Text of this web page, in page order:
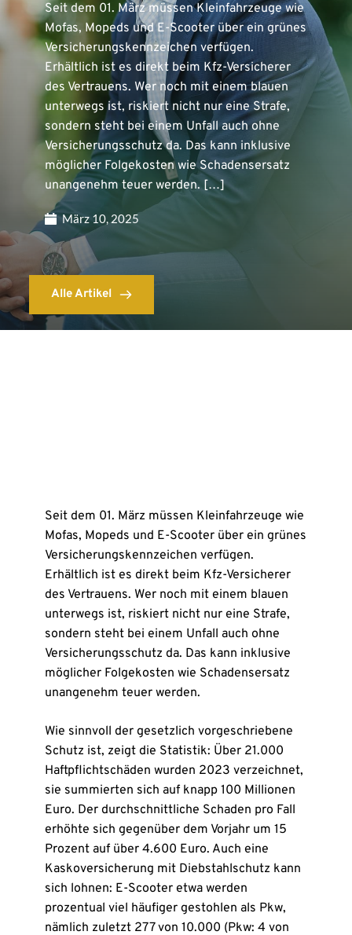
Seit dem 01. März müssen Kleinfahrzeuge wie
Mofas, Mopeds und E-Scooter über ein grünes
Versicherungskennzeichen verfügen.
Erhältlich ist es direkt beim Kfz-Versicherer
des Vertrauens. Wer noch mit einem blauen
unterwegs ist, riskiert nicht nur eine Strafe,
sondern steht bei einem Unfall auch ohne
Versicherungsschutz da. Das kann inklusive
möglicher Folgekosten wie Schadensersatz
unangenehm teuer werden. […]
März 10, 2025
Alle Artikel
Seit dem 01. März müssen Kleinfahrzeuge wie
Mofas, Mopeds und E-Scooter über ein grünes
Versicherungskennzeichen verfügen.
Erhältlich ist es direkt beim Kfz-Versicherer
des Vertrauens. Wer noch mit einem blauen
unterwegs ist, riskiert nicht nur eine Strafe,
sondern steht bei einem Unfall auch ohne
Versicherungsschutz da. Das kann inklusive
möglicher Folgekosten wie Schadensersatz
unangenehm teuer werden.
Wie sinnvoll der gesetzlich vorgeschriebene
Schutz ist, zeigt die Statistik: Über 21.000
Haftpflichtschäden wurden 2023 verzeichnet,
sie summierten sich auf knapp 100 Millionen
Euro. Der durchschnittliche Schaden pro Fall
erhöhte sich gegenüber dem Vorjahr um 15
Prozent auf über 4.600 Euro. Auch eine
Kaskoversicherung mit Diebstahlschutz kann
sich lohnen: E-Scooter etwa werden
prozentual viel häufiger gestohlen als Pkw,
nämlich zuletzt 277 von 10.000 (Pkw: 4 von